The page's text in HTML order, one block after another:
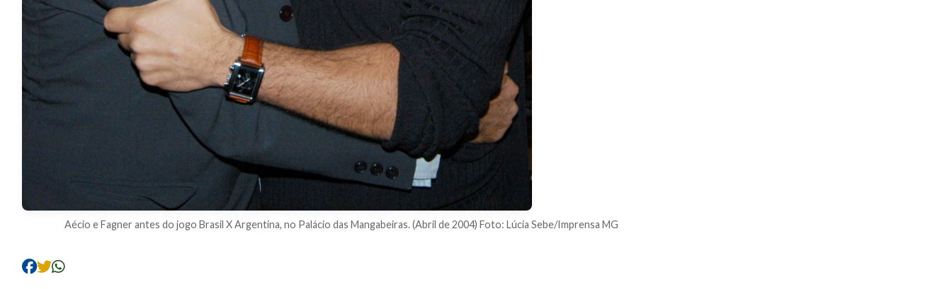
Aécio e Fagner antes do jogo Brasil X Argentina, no Palácio das Mangabeiras. (Abril de 2004) Foto: Lúcia Sebe/Imprensa MG